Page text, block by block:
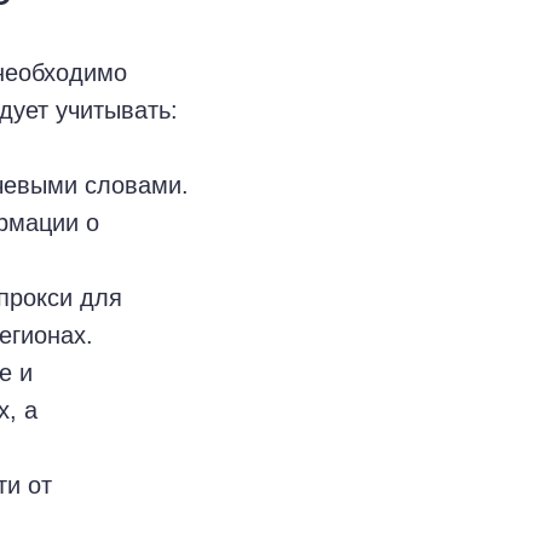
учитывать:
словами.
о
для
и
а
от